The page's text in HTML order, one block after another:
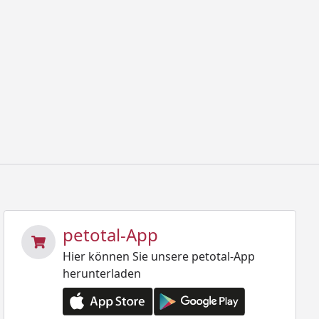
petotal-App
Hier können Sie unsere petotal-App
herunterladen